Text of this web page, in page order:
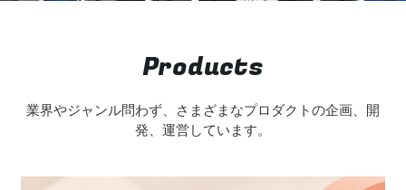
Products
業界やジャンル問わず、さまざまなプロダクトの企画、開
発、運営しています。